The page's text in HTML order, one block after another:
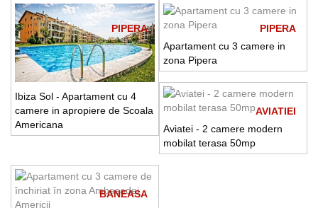
PIPERA
Ibiza Sol - Apartament cu 4
camere in apropiere de Scoala
Americana
PIPERA
Apartament cu 3 camere in
zona Pipera
AVIATIEI
Aviatei - 2 camere modern
mobilat terasa 50mp
BANEASA